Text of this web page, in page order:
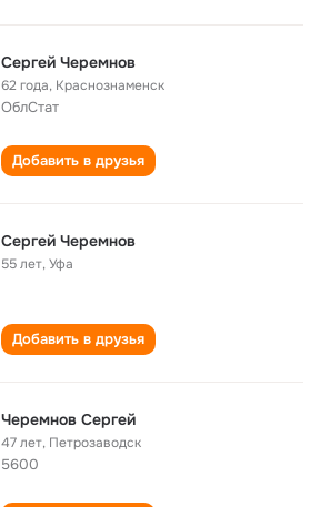
Сергей Черемнов
62 года, Краснознаменск
ОблСтат
Добавить в друзья
Сергей Черемнов
55 лет,Уфа
Добавить в друзья
Черемнов Сергей
47 лет, Петрозаводск
5600